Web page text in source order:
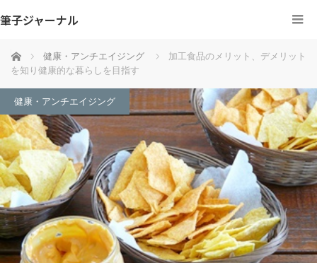
筆子ジャーナル
ホーム 健康・アンチエイジング
加工食品のメリット、デメリット
を知り健康的な暮らしを目指す
健康・アンチエイジング